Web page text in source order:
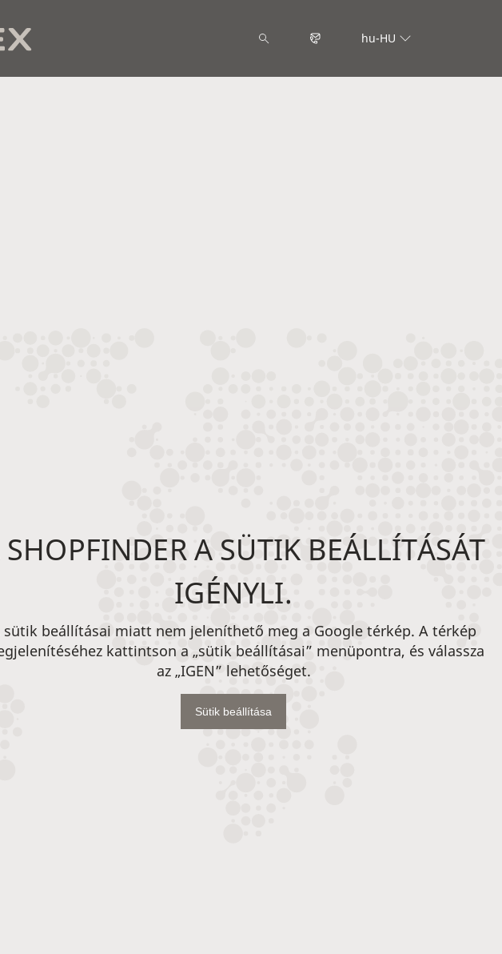
hu-HU
A SÜTIK BEÁLLÍTÁSÁT
IGÉNYLI.
sütik beállításai miatt nem jeleníthető meg a Google térkép. A térkép
kattintson a „sütik beállításai” menüpontra, és válassza
az „IGEN” lehetőséget.
Sütik beállítása